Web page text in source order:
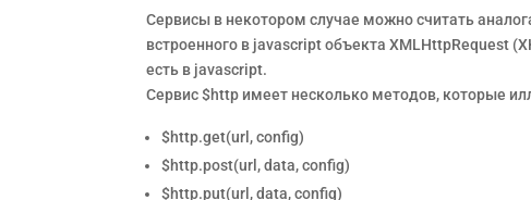
Сервисы в некотором случае можно считать
встроенного в javascript объекта XMLHttpRequest
есть в javascript.
Сервис $http имеет несколько методов, которые
$http.get(url, config)
$http.post(url, data, config)
$http.put(url, data, config)